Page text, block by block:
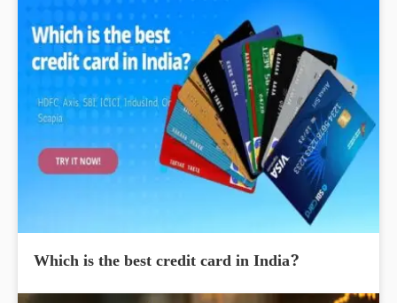
Which is the best credit card in India?